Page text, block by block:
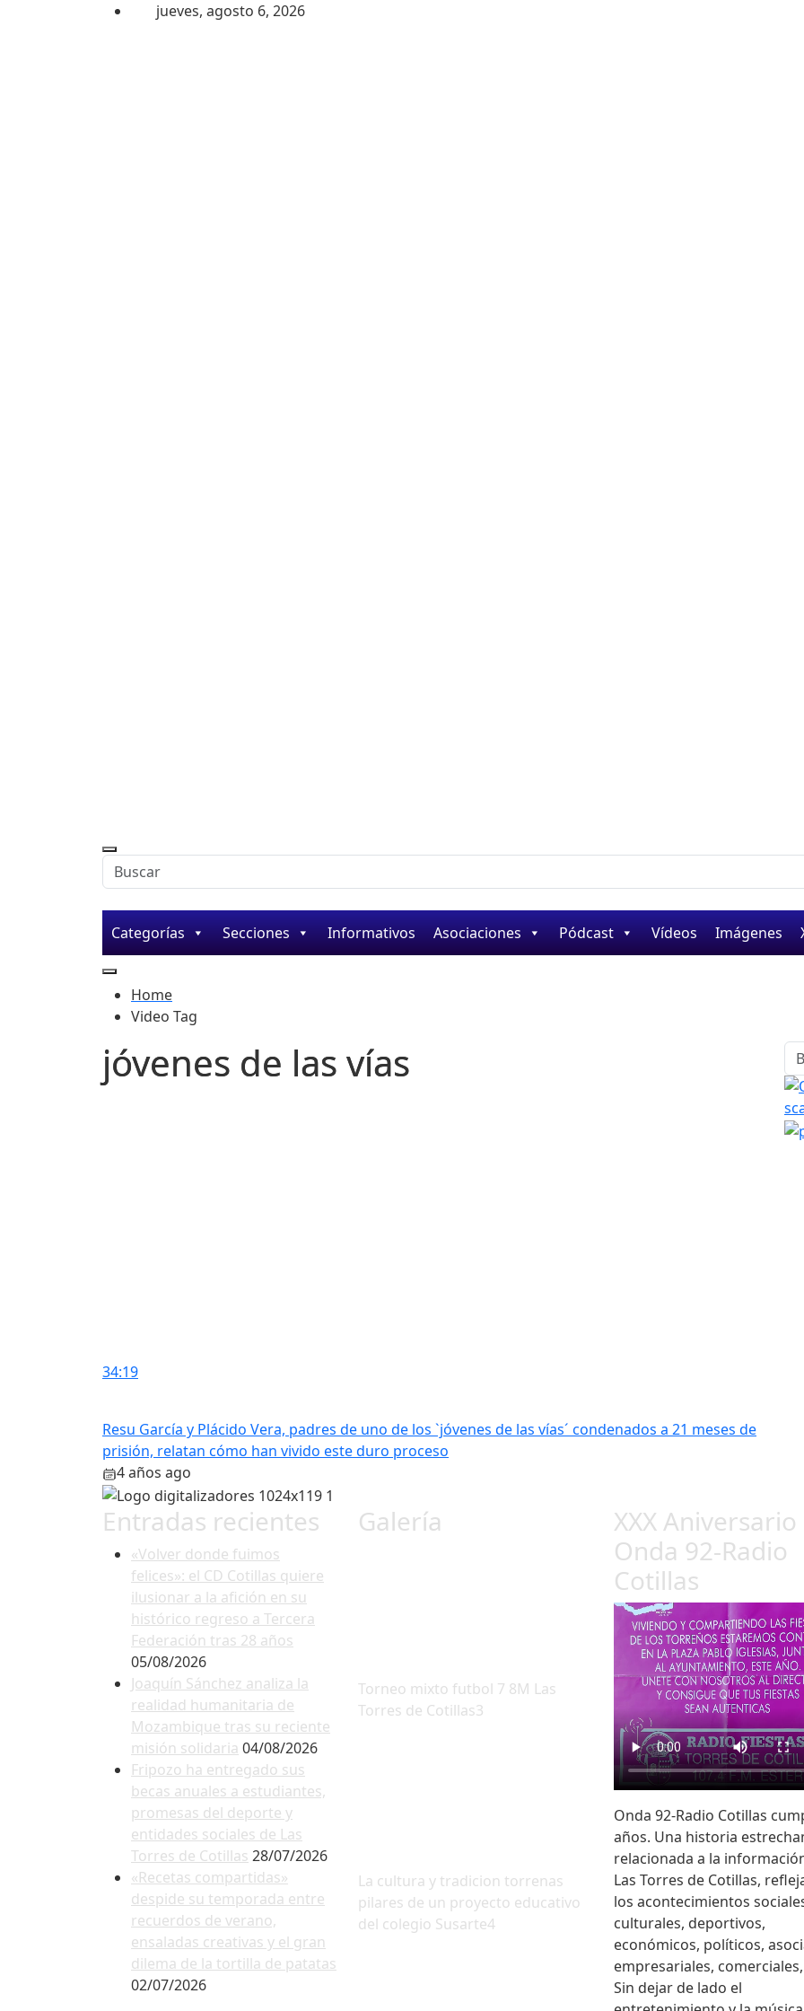
Saltar al contenido jueves, agosto 6, 2026
Buscar en la web
Categorías Secciones Informativos Asociaciones Pódcast Vídeos Imágenes
Home
Video Tag
jóvenes de las vías
34:19
Resu García y Plácido Vera, padres de uno de los `jóvenes de las vías´ condenados a 21 meses de
prisión, relatan cómo han vivido este duro proceso
4 años ago
Entradas recientes
«Volver donde fuimos
felices»: el CD Cotillas quiere
ilusionar a la afición en su
histórico regreso a Tercera
Federación tras 28 años
05/08/2026
Joaquín Sánchez analiza la
realidad humanitaria de
Mozambique tras su reciente
misión solidaria 04/08/2026
Fripozo ha entregado sus
becas anuales a estudiantes,
promesas del deporte y
entidades sociales de Las
Torres de Cotillas 28/07/2026
«Recetas compartidas»
despide su temporada entre
recuerdos de verano,
ensaladas creativas y el gran
dilema de la tortilla de patatas
02/07/2026
Galería
Torneo mixto futbol 7 8M Las
Torres de Cotillas3
La cultura y tradicion torrenas
pilares de un proyecto educativo
del colegio Susarte4
XXX Aniversario
Onda 92-Radio
Cotillas
Onda 92-Radio Cotillas
años. Una historia
relacionada a la
Las Torres de Cotillas,
los acontecimientos
culturales, deportivos,
económicos, políticos,
empresariales,
Sin dejar de lado el